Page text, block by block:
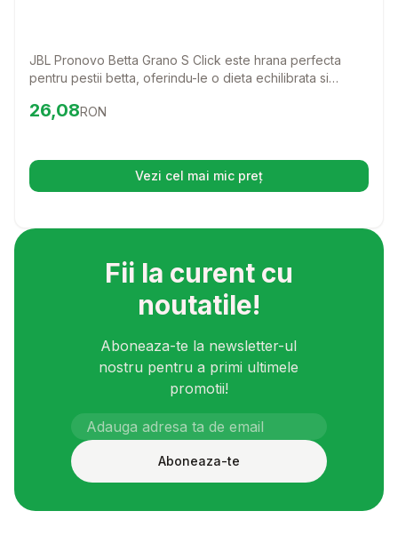
JBL Pronovo Betta Grano S Click este hrana perfecta
pentru pestii betta, oferindu-le o dieta echilibrata si
va ajuta pestii dvs. sa se mentina sanatosi si activi, fiind o
Preț:26.08
26,08RON
Vezi cel mai mic preț(se deschide într-o filă nouă)
Fii la curent cu
noutatile!
Aboneaza-te la newsletter-ul
nostru pentru a primi ultimele
promotii!
Aboneaza-te